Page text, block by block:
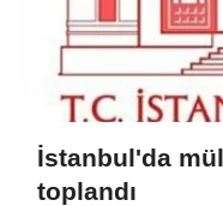
İstanbul'da
toplandı